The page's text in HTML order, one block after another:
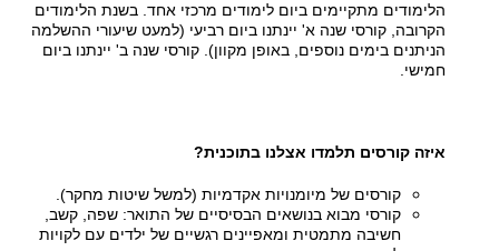
הלימודים מתקיימים ביום לימודים מרכזי אחד. בשנת הלימודים
הקרובה, קורסי שנה א' יינתנו ביום רביעי (למעט שיעורי ההשלמה
הניתנים בימים נוספים, באופן מקוון). קורסי שנה ב' יינתנו ביום
חמישי.
איזה קורסים תלמדו אצלנו בתוכנית?
קורסים של מיומנויות אקדמיות (למשל שיטות מחקר).
קורסי מבוא בנושאים הבסיסיים של התואר: שפה, קשב,
חשיבה מתמטית ומאפיינים רגשיים של ילדים עם לקויות